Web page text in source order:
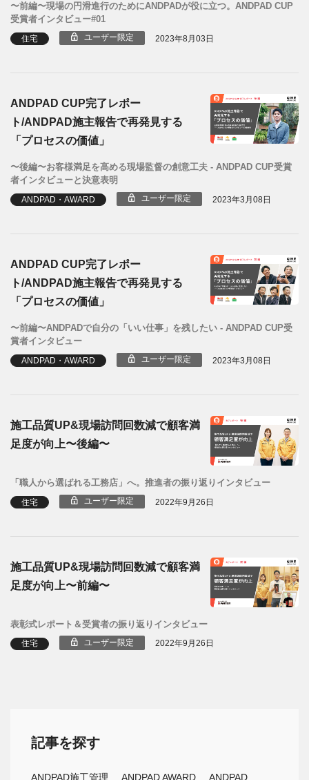
〜前編〜現場の円滑進行のためにANDPADが役に立つ。ANDPAD CUP
受賞者インタビュー#01
住宅 ユーザー限定 2023年8月03日
ANDPAD CUP完了レポー
ト/ANDPAD施主報告で再発見する
「プロセスの価値」
〜後編〜お客様満足を高める現場監督の創意工夫 - ANDPAD CUP受賞
者インタビューと決意表明
ANDPAD・AWARD ユーザー限定 2023年3月08日
ANDPAD CUP完了レポー
ト/ANDPAD施主報告で再発見する
「プロセスの価値」
〜前編〜ANDPADで自分の「いい仕事」を残したい - ANDPAD CUP受
賞者インタビュー
ANDPAD・AWARD ユーザー限定 2023年3月08日
施工品質UP&現場訪問回数減で顧客満
足度が向上〜後編〜
「職人から選ばれる工務店」へ。推進者の振り返りインタビュー
住宅 ユーザー限定 2022年9月26日
施工品質UP&現場訪問回数減で顧客満
足度が向上〜前編〜
表彰式レポート＆受賞者の振り返りインタビュー
住宅 ユーザー限定 2022年9月26日
記事を探す
ANDPAD施工管理 ANDPAD AWARD ANDPAD